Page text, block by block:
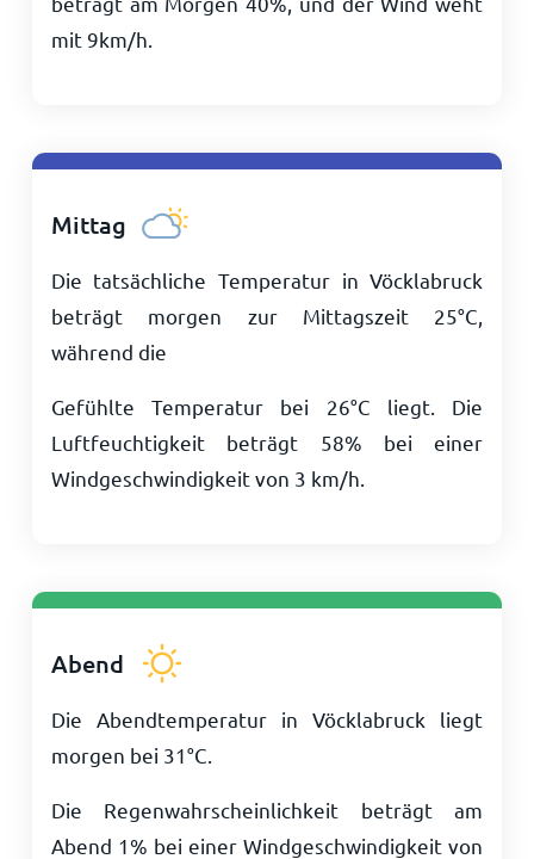
mit 9km/h
Mittag
Die tatsächliche Temperatur in Vöcklabruck
beträgt morgen zur Mittagszeit 25°C
während die
Gefühlte Temperatur bei 26°C liegt. Die
Luftfeuchtigkeit beträgt 58% bei einer
Windgeschwindigkeit von 3 km/h
Abend
Die Abendtemperatur in Vöcklabruck liegt
morgen bei 31°C
Die Regenwahrscheinlichkeit beträgt am
Abend 1% bei einer Windgeschwindigkeit von